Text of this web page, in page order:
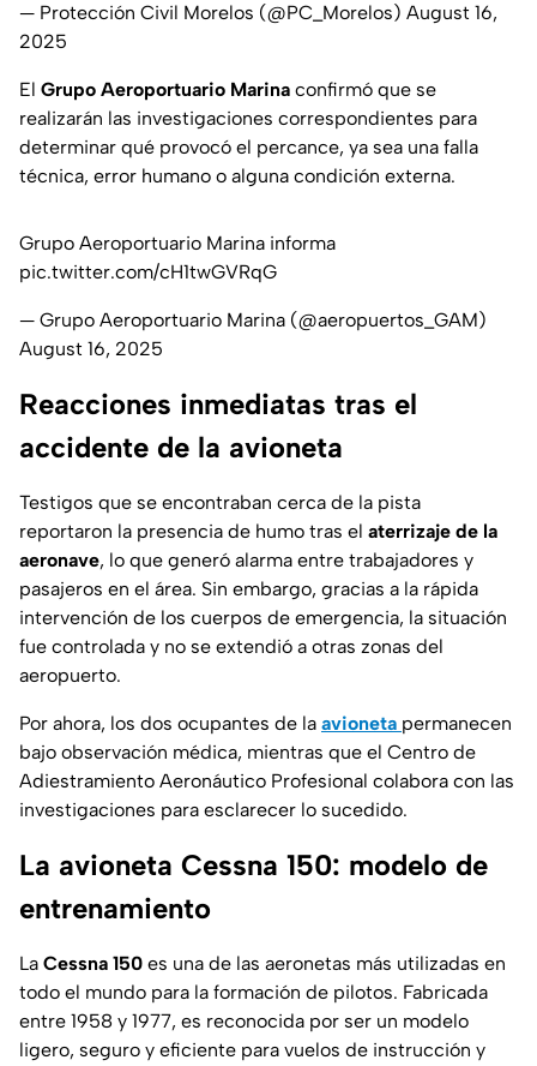
— Protección Civil Morelos (@PC_Morelos) August 16,
2025
El Grupo Aeroportuario Marina confirmó que se
realizarán las investigaciones correspondientes para
determinar qué provocó el percance, ya sea una falla
técnica, error humano o alguna condición externa.
Grupo Aeroportuario Marina informa
pic.twitter.com/cH1twGVRqG
— Grupo Aeroportuario Marina (@aeropuertos_GAM)
August 16, 2025
Reacciones inmediatas tras el
accidente de la avioneta
Testigos que se encontraban cerca de la pista
reportaron la presencia de humo tras el aterrizaje de la
aeronave, lo que generó alarma entre trabajadores y
pasajeros en el área. Sin embargo, gracias a la rápida
intervención de los cuerpos de emergencia, la situación
fue controlada y no se extendió a otras zonas del
aeropuerto.
Por ahora, los dos ocupantes de la avioneta permanecen
bajo observación médica, mientras que el Centro de
Adiestramiento Aeronáutico Profesional colabora con las
investigaciones para esclarecer lo sucedido.
La avioneta Cessna 150: modelo de
entrenamiento
La Cessna 150 es una de las aeronetas más utilizadas en
todo el mundo para la formación de pilotos. Fabricada
entre 1958 y 1977, es reconocida por ser un modelo
ligero, seguro y eficiente para vuelos de instrucción y